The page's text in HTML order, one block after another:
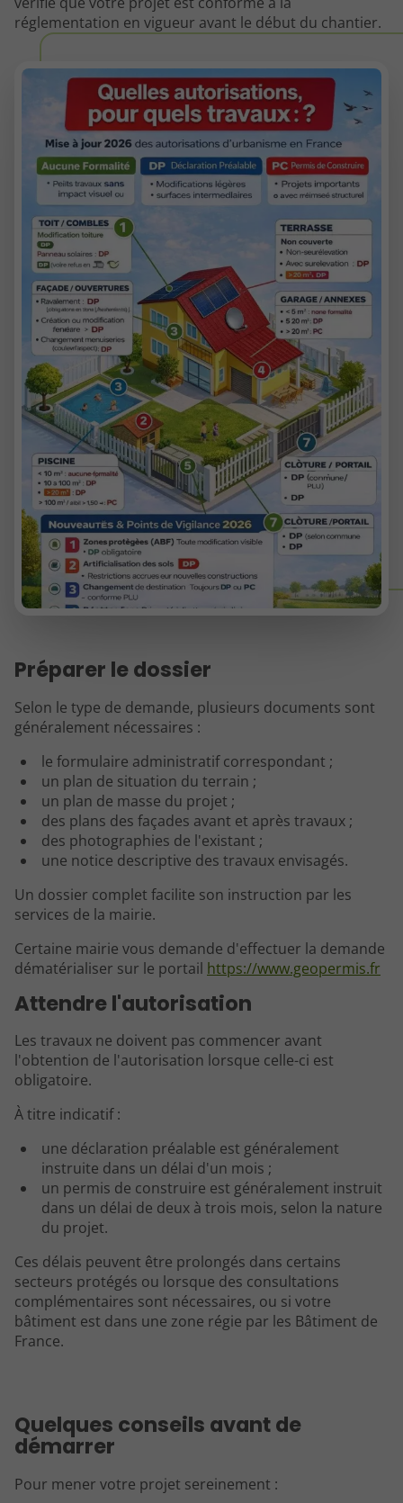
réglementation en vigueur avant le début du chantier.
Préparer le dossier
Selon le type de demande, plusieurs documents sont
généralement nécessaires :
le formulaire administratif correspondant ;
un plan de situation du terrain ;
un plan de masse du projet ;
des plans des façades avant et après travaux ;
des photographies de l'existant ;
une notice descriptive des travaux envisagés.
Un dossier complet facilite son instruction par les
services de la mairie.
Certaine mairie vous demande d'effectuer la demande
dématérialiser sur le portail https://www.geopermis.fr
Attendre l'autorisation
Les travaux ne doivent pas commencer avant
l'obtention de l'autorisation lorsque celle-ci est
obligatoire.
À titre indicatif :
une déclaration préalable est généralement
instruite dans un délai d'un mois ;
un permis de construire est généralement instruit
dans un délai de deux à trois mois, selon la nature
du projet.
Ces délais peuvent être prolongés dans certains
secteurs protégés ou lorsque des consultations
complémentaires sont nécessaires, ou si votre
bâtiment est dans une zone régie par les Bâtiment de
France.
Quelques conseils avant de
démarrer
Pour mener votre projet sereinement :